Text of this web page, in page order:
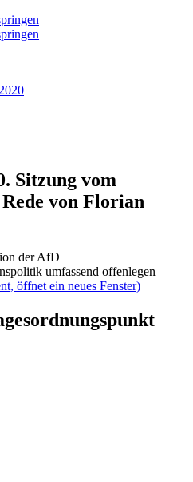
Sitzung vom
von Florian
der AfD
umfassend offenlegen
öffnet ein neues Fenster)